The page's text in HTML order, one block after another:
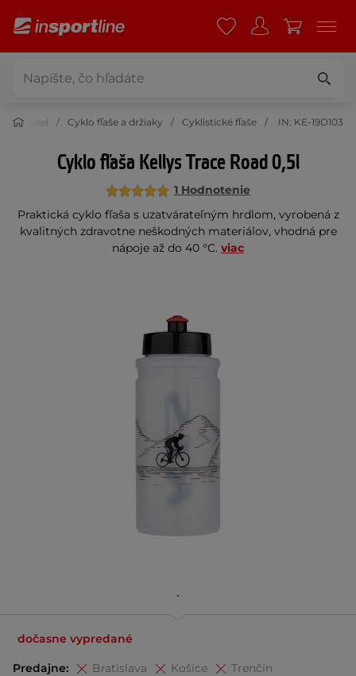
bicykel Cyklo fľaše a držiaky Cyklistické fľaše IN: KE-19D103
Cyklo fľaša Kellys Trace Road 0,5l
1 Hodnotenie
Praktická cyklo fľaša s uzatvárateľným hrdlom, vyrobená z
kvalitných zdravotne neškodných materiálov, vhodná pre
nápoje až do 40 °C. viac
dočasne vypredané
Predajne: Bratislava Košice Trenčín